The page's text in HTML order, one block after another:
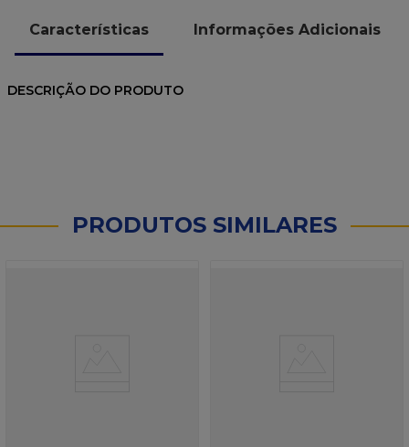
Características Informações Adicionais
DESCRIÇÃO DO PRODUTO
PRODUTOS SIMILARES